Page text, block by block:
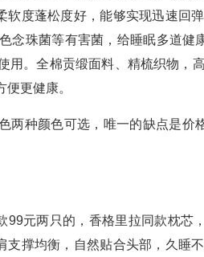
度蓬松度好，能够实现迅速回
念珠菌等有害菌，给睡眠多道健
用。全棉贡缎面料、精梳织物，
更健康。
两种颜色可选，唯一的缺点是价
元两只的，香格里拉同款枕芯
撑均衡，自然贴合头部，久睡